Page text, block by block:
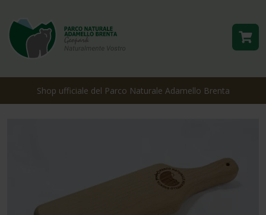
Shop ufficiale del Parco Naturale Adamello Brenta